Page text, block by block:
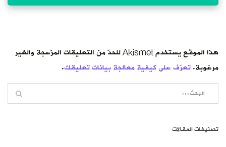
هذا الموقع يستخدم Akismet للحدّ من التعليقات المزعجة والغير
مرغوبة.تعرّف على كيفية معالجة بيانات تعليقك.
تصنيفات المقالات